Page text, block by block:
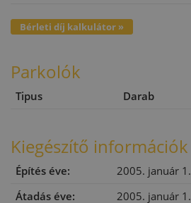
Bérleti díj kalkulátor »
Parkolók
Tipus Darab
Kiegészítő információk
Építés éve:
2005. január 1.
Átadás éve:
2005. január 1.